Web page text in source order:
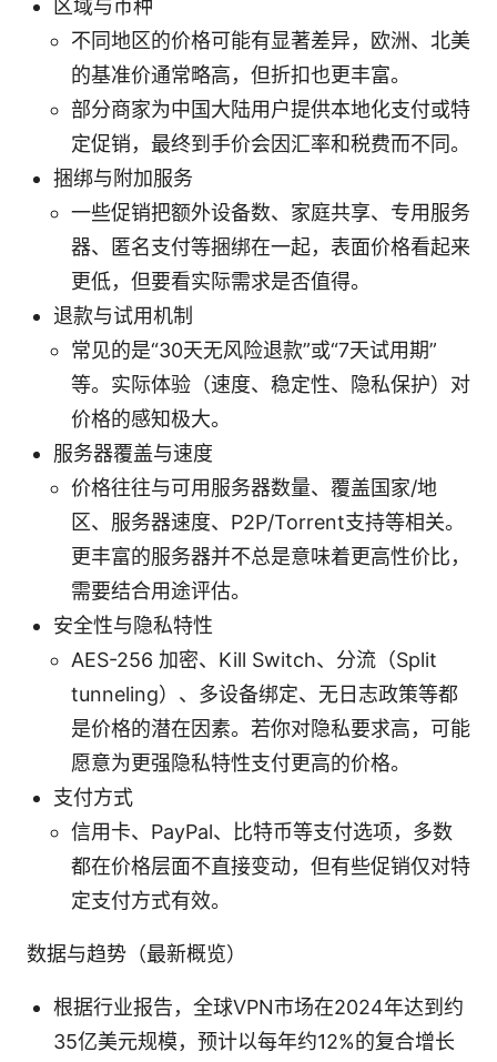
区域与币种
不同地区的价格可能有显著差异，欧洲、北美
的基准价通常略高，但折扣也更丰富。
部分商家为中国大陆用户提供本地化支付或特
定促销，最终到手价会因汇率和税费而不同。
捆绑与附加服务
一些促销把额外设备数、家庭共享、专用服务
器、匿名支付等捆绑在一起，表面价格看起来
更低，但要看实际需求是否值得。
退款与试用机制
常见的是“30天无风险退款”或“7天试用期”
等。实际体验（速度、稳定性、隐私保护）对
价格的感知极大。
服务器覆盖与速度
价格往往与可用服务器数量、覆盖国家/地
区、服务器速度、P2P/Torrent支持等相关。
更丰富的服务器并不总是意味着更高性价比，
需要结合用途评估。
安全性与隐私特性
AES-256 加密、Kill Switch、分流（Split
tunneling）、多设备绑定、无日志政策等都
是价格的潜在因素。若你对隐私要求高，可能
愿意为更强隐私特性支付更高的价格。
支付方式
信用卡、PayPal、比特币等支付选项，多数
都在价格层面不直接变动，但有些促销仅对特
定支付方式有效。
数据与趋势（最新概览）
根据行业报告，全球VPN市场在2024年达到约
35亿美元规模，预计以每年约12%的复合增长